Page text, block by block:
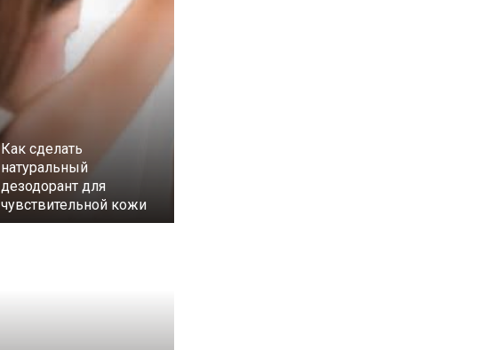
Как сделать
натуральный
дезодорант для
чувствительной кожи